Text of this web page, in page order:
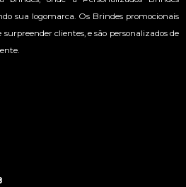
sua logomarca. Os Brindes promocionais
clientes, e são personalizados de